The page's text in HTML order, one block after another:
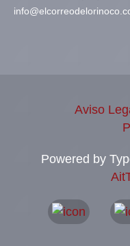
Aviso
Powered by